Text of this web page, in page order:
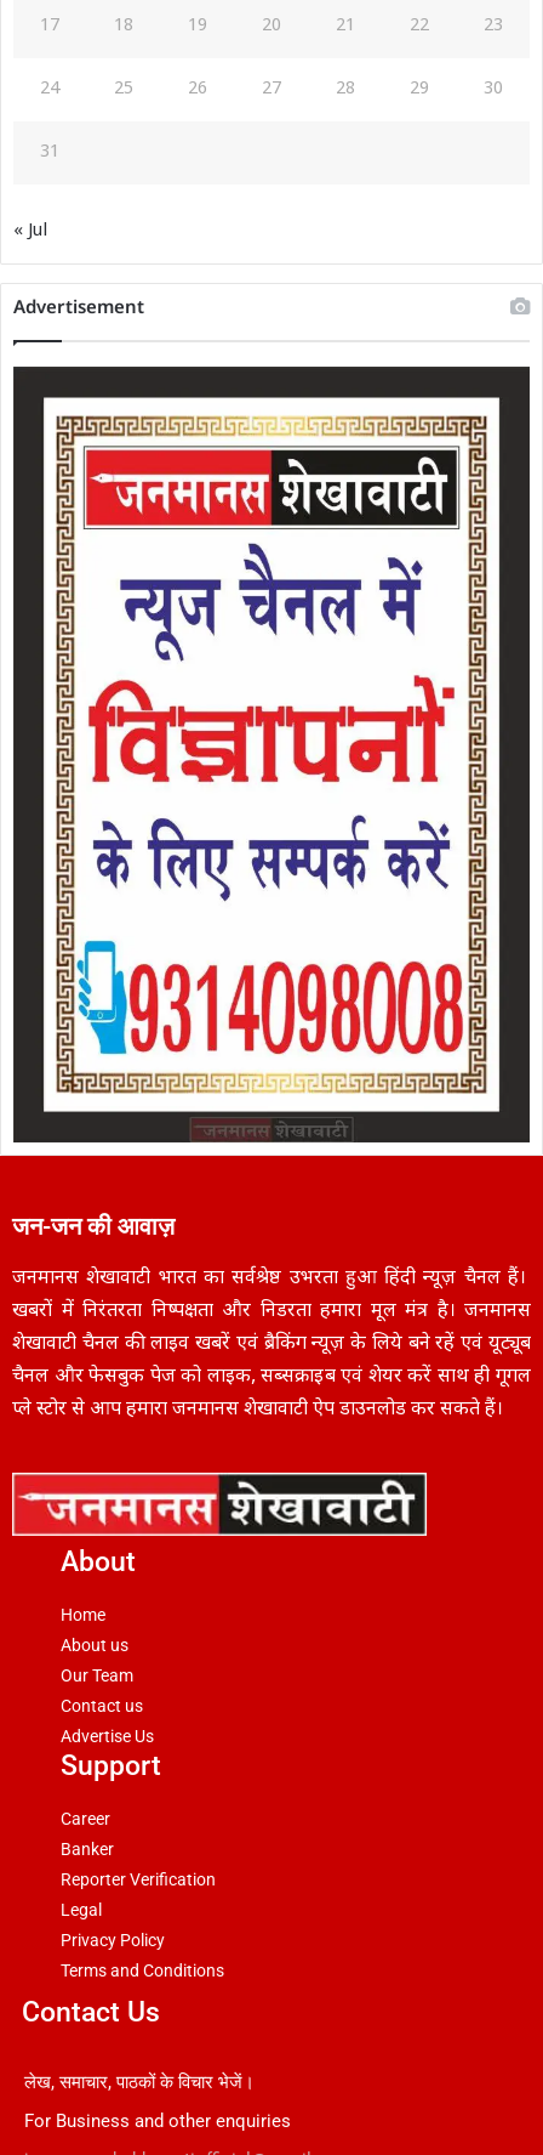
17 18 19 20 21 22 23
24 25 26 27 28 29 30
31
« Jul
Advertisement
जन-जन की आवाज़
जनमानस शेखावाटी भारत का सर्वश्रेष्ठ उभरता हुआ हिंदी न्यूज़ चैनल हैं।
खबरों में निरंतरता निष्पक्षता और निडरता हमारा मूल मंत्र है। जनमानस
शेखावाटी चैनल की लाइव खबरें एवं ब्रैकिंग न्यूज़ के लिये बने रहें एवं यूट्यूब
चैनल और फेसबुक पेज को लाइक, सब्सक्राइब एवं शेयर करें साथ ही गूगल
प्ले स्टोर से आप हमारा जनमानस शेखावाटी ऐप डाउनलोड कर सकते हैं।
About
Home
About us
Our Team
Contact us
Advertise Us
Support
Career
Banker
Reporter Verification
Legal
Privacy Policy
Terms and Conditions
Contact Us
लेख, समाचार, पाठकों के विचार भेजें।
For Business and other enquiries